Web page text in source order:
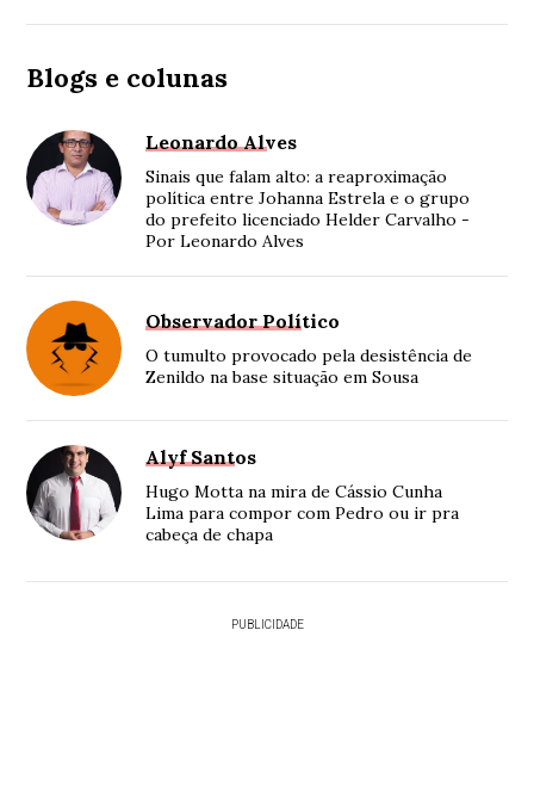
Blogs e colunas
Leonardo Alves
Sinais que falam alto: a reaproximação
política entre Johanna Estrela e o grupo
do prefeito licenciado Helder Carvalho -
Por Leonardo Alves
Observador Político
O tumulto provocado pela desistência de
Zenildo na base situação em Sousa
Alyf Santos
Hugo Motta na mira de Cássio Cunha
Lima para compor com Pedro ou ir pra
cabeça de chapa
PUBLICIDADE